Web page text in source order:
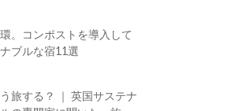
。コンポストを導入して
ブルな宿11選
｜ 英国サステナ